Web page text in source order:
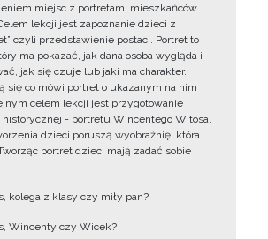
miejsc z portretami mieszkańców
lekcji jest zapoznanie dzieci z
czyli przedstawienie postaci. Portret to
ma pokazać, jak dana osoba wygląda i
jak się czuje lub jaki ma charakter.
się co mówi portret o ukazanym na nim
celem lekcji jest przygotowanie
historycznej - portretu Wincentego Witosa.
dzieci poruszą wyobraźnię, która
portret dzieci mają zadać sobie
kolega z klasy czy miły pan?
Wincenty czy Wicek?